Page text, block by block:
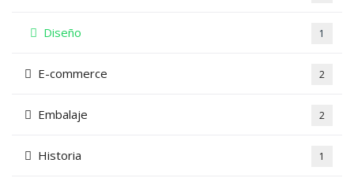
Diseño 1
E-commerce 2
Embalaje 2
Historia 1